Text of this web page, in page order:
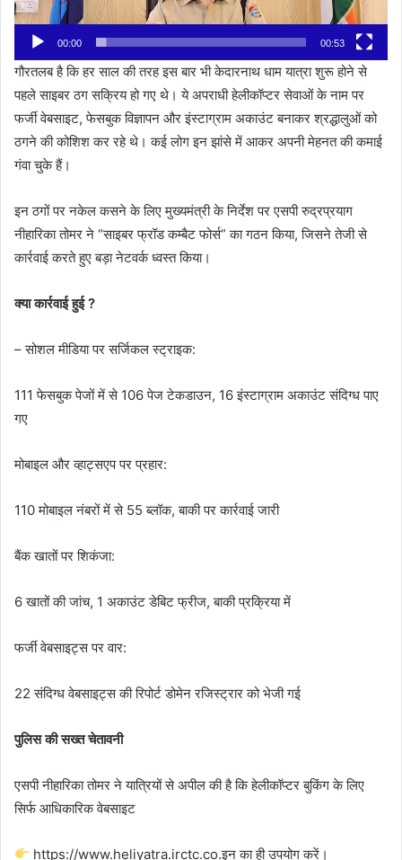
00:00 00:53
गौरतलब है कि हर साल की तरह इस बार भी केदारनाथ धाम यात्रा शुरू होने से
पहले साइबर ठग सक्रिय हो गए थे। ये अपराधी हेलीकॉप्टर सेवाओं के नाम पर
फर्जी वेबसाइट, फेसबुक विज्ञापन और इंस्टाग्राम अकाउंट बनाकर श्रद्धालुओं को
ठगने की कोशिश कर रहे थे। कई लोग इन झांसे में आकर अपनी मेहनत की कमाई
गंवा चुके हैं।
इन ठगों पर नकेल कसने के लिए मुख्यमंत्री के निर्देश पर एसपी रुद्रप्रयाग
नीहारिका तोमर ने “साइबर फ्रॉड कम्बैट फोर्स” का गठन किया, जिसने तेजी से
कार्रवाई करते हुए बड़ा नेटवर्क ध्वस्त किया।
क्या कार्रवाई हुई ?
– सोशल मीडिया पर सर्जिकल स्ट्राइक:
111 फेसबुक पेजों में से 106 पेज टेकडाउन, 16 इंस्टाग्राम अकाउंट संदिग्ध पाए
गए
मोबाइल और व्हाट्सएप पर प्रहार:
110 मोबाइल नंबरों में से 55 ब्लॉक, बाकी पर कार्रवाई जारी
बैंक खातों पर शिकंजा:
6 खातों की जांच, 1 अकाउंट डेबिट फ्रीज, बाकी प्रक्रिया में
फर्जी वेबसाइट्स पर वार:
22 संदिग्ध वेबसाइट्स की रिपोर्ट डोमेन रजिस्ट्रार को भेजी गई
पुलिस की सख्त चेतावनी
एसपी नीहारिका तोमर ने यात्रियों से अपील की है कि हेलीकॉप्टर बुकिंग के लिए
सिर्फ आधिकारिक वेबसाइट
https://www.heliyatra.irctc.co.इन का ही उपयोग करें।